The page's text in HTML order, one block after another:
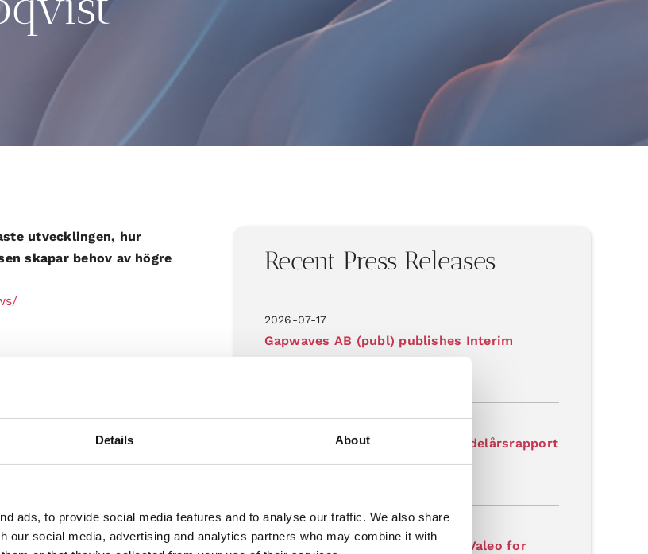
Details About
ads, to provide social media features and to analyse our traffic. We also share
our social media, advertising and analytics partners who may combine it with
utvecklingen, hur
skapar behov av högre
Recent Press Releases
2026-07-17
Gapwaves AB (publ) publishes Interim
2026-07-17
Gapwaves AB (publ) publicerar delårsrapport
Q2 2026
2026-07-07
Gapwaves receives order from Valeo for